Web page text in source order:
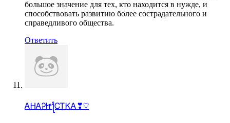
большое значение для тех, кто находится в нужде, и
способствовать развитию более сострадательного и
справедливого общества.
Ответить
ᎪᎻᎪᎮᏥ႞ᏟᎢᏦᎪ❣♡